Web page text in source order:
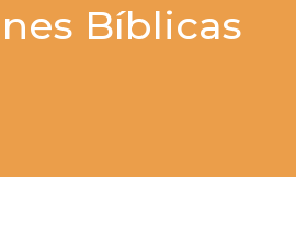
Bíblicas